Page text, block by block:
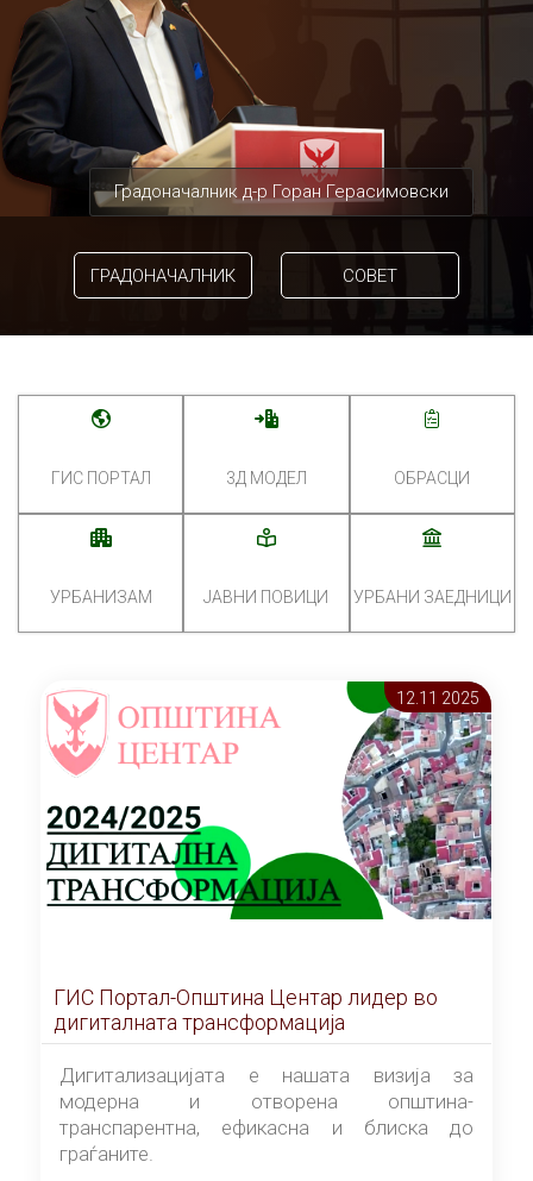
Градоначалник д-р Горан Герасимовски
ГРАДОНАЧАЛНИК СОВЕТ
ГИС ПОРТАЛ 3Д МОДЕЛ ОБРАСЦИ
УРБАНИЗАМ ЈАВНИ ПОВИЦИ УРБАНИ ЗАЕДНИЦИ
12.11 2025
ГИС Портал-Општина Центар лидер во
дигиталната трансформација
Дигитализацијата е нашата визија за
модерна и отворена општина-
транспарентна, ефикасна и блиска до
граѓаните.